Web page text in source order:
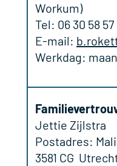
Workum)
Tel: 06 30 58 57
E-mail:
Werkdag:
Jettie Zijlstra
Postadres:
3581 CG